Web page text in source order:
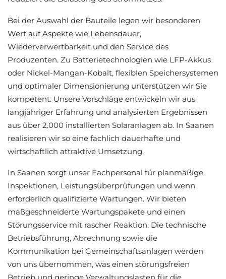
Bei der Auswahl der Bauteile legen wir besonderen
Wert auf Aspekte wie Lebensdauer,
Wiederverwertbarkeit und den Service des
Produzenten. Zu Batterietechnologien wie LFP-Akkus
oder Nickel-Mangan-Kobalt, flexiblen Speichersystemen
und optimaler Dimensionierung unterstützen wir Sie
kompetent. Unsere Vorschläge entwickeln wir aus
langjähriger Erfahrung und analysierten Ergebnissen
aus über 2.000 installierten Solaranlagen ab. In Saanen
realisieren wir so eine fachlich dauerhafte und
wirtschaftlich attraktive Umsetzung.
In Saanen sorgt unser Fachpersonal für planmäßige
Inspektionen, Leistungsüberprüfungen und wenn
erforderlich qualifizierte Wartungen. Wir bieten
maßgeschneiderte Wartungspakete und einen
Störungsservice mit rascher Reaktion. Die technische
Betriebsführung, Abrechnung sowie die
Kommunikation bei Gemeinschaftsanlagen werden
von uns übernommen, was einen störungsfreien